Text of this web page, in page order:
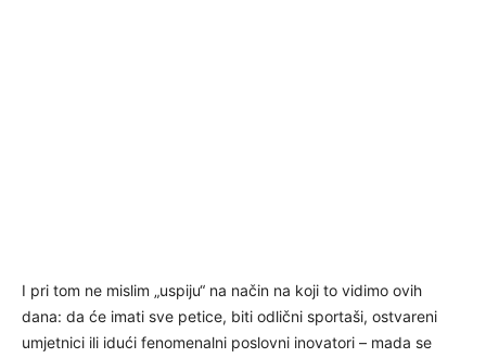
I pri tom ne mislim „uspiju“ na način na koji to vidimo ovih
dana: da će imati sve petice, biti odlični sportaši, ostvareni
umjetnici ili idući fenomenalni poslovni inovatori – mada se